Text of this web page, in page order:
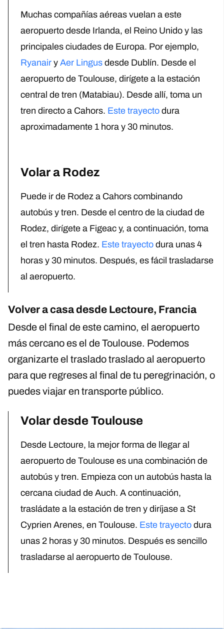
Muchas compañías aéreas vuelan a este
aeropuerto desde Irlanda, el Reino Unido y las
principales ciudades de Europa. Por ejemplo,
Ryanair y Aer Lingus desde Dublín. Desde el
aeropuerto de Toulouse, dirígete a la estación
central de tren (Matabiau). Desde allí, toma un
tren directo a Cahors. Este trayecto dura
aproximadamente 1 hora y 30 minutos.
Volar a Rodez
Puede ir de Rodez a Cahors combinando
autobús y tren. Desde el centro de la ciudad de
Rodez, dirígete a Figeac y, a continuación, toma
el tren hasta Rodez. Este trayecto dura unas 4
horas y 30 minutos. Después, es fácil trasladarse
al aeropuerto.
Volver a casa desde Lectoure, Francia
Desde el final de este camino, el aeropuerto
más cercano es el de Toulouse. Podemos
organizarte el traslado traslado al aeropuerto
para que regreses al final de tu peregrinación, o
puedes viajar en transporte público.
Volar desde Toulouse
Desde Lectoure, la mejor forma de llegar al
aeropuerto de Toulouse es una combinación de
autobús y tren. Empieza con un autobús hasta la
cercana ciudad de Auch. A continuación,
trasládate a la estación de tren y diríjase a St
Cyprien Arenes, en Toulouse. Este trayecto dura
unas 2 horas y 30 minutos. Después es sencillo
trasladarse al aeropuerto de Toulouse.